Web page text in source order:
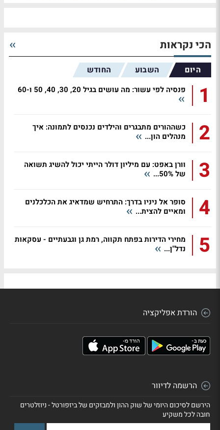
הכי נקראות
היום השבוע החודש
1 פנסיה לפי עשור: מה עושים בגיל 20, 30, 40, 50 ו-60
2
כשההורים מתבגרים והילדים נכנסים לתמונה: איך
מנהלים הון...
3
וורן באפט: עם מיליון דולר הייתי יכול להשיג תשואה
של 50%...
4
סופר אל ניניו בדרך: התרחיש שמדאיג את הכלכלנים
ומאיים להצית...
5
מחירי הדירות בפתח תקווה, רמת גן וגבעתיים - עסקאות
נדל"ן...
הורדת אפליקציה
הרשמה לדיוור
הירשם לסיכום היומי של שוק ההון ולמבזקים של ביזפורטל - ניוזלטרים
חובה לכל משקיע